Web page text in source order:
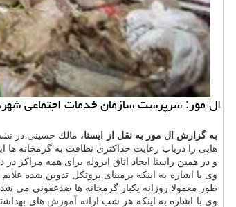
ال مور: سرپرست سازمان خدمات اجتماعی
به گزارش ال مور به نقل از ایسنا، مالك حسینی در
هایی را درباب رعایت حداكثری نظافت به گرمخانه ها
و در همین راستا ایجاد اتاق ایزوله برای همه مراكز
وی با اشاره به اینكه برمبنای پروتكل تدوین شده
طور معمولا روزانه یكبار گرمخانه ها ضدعفونی می
وی با اشاره به اینكه هر شب ارائه آموزش